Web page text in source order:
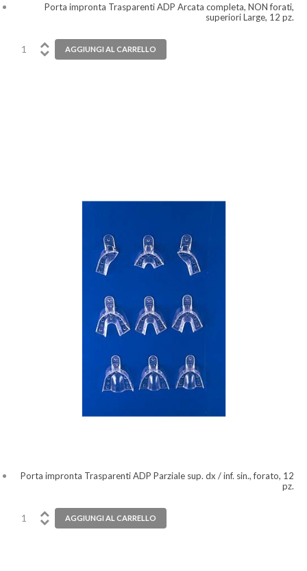
Porta impronta Trasparenti ADP Arcata completa, NON forati,
superiori Large, 12 pz.
Porta impronta Trasparenti ADP Parziale sup. dx / inf. sin., forato, 12
pz.